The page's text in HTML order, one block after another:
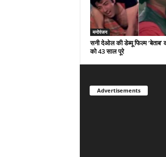
मनोरंजन
सनी देओल की डेब्यू फिल्म ‘बेताब’
को 43 साल पूरे
Advertisements